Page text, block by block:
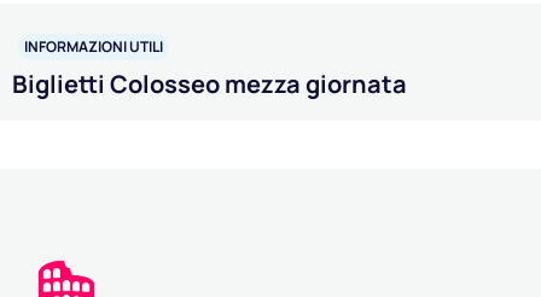
INFORMAZIONI UTILI
Biglietti Colosseo mezza giornata